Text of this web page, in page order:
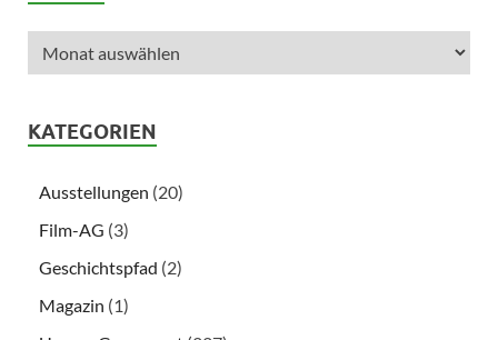
KATEGORIEN
Ausstellungen (20)
Film-AG (3)
Geschichtspfad (2)
Magazin (1)